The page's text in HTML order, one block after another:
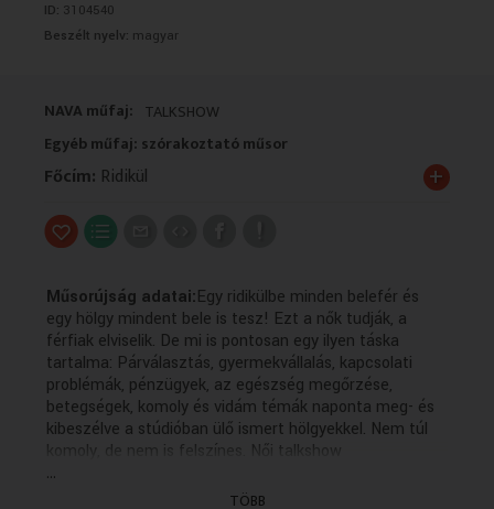
ID: 3104540
Beszélt nyelv: magyar
NAVA műfaj: TALKSHOW
Egyéb műfaj: szórakoztató műsor
Főcím: Ridikül +
Műsorújság adatai:Egy ridikülbe minden belefér és
egy hölgy mindent bele is tesz! Ezt a nők tudják, a
férfiak elviselik. De mi is pontosan egy ilyen táska
tartalma: Párválasztás, gyermekvállalás, kapcsolati
problémák, pénzügyek, az egészség megőrzése,
betegségek, komoly és vidám témák naponta meg- és
kibeszélve a stúdióban ülő ismert hölgyekkel. Nem túl
komoly, de nem is felszínes. Női talkshow
Technikai leírás:
...
TÖBB